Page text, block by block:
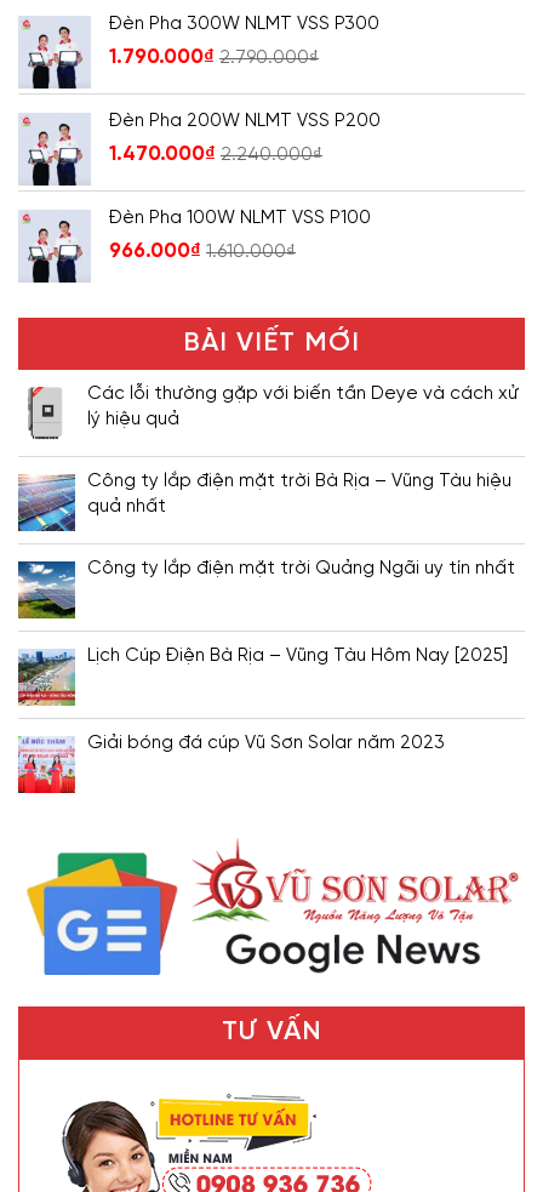
Đèn Pha 300W NLMT VSS P300
1.790.000₫ 2.790.000₫
Đèn Pha 200W NLMT VSS P200
1.470.000₫ 2.240.000₫
Đèn Pha 100W NLMT VSS P100
966.000₫ 1.610.000₫
BÀI VIẾT MỚI
Các lỗi thường gặp với biến tần Deye và cách xử
lý hiệu quả
Công ty lắp điện mặt trời Bà Rịa – Vũng Tàu hiệu
quả nhất
Công ty lắp điện mặt trời Quảng Ngãi uy tín nhất
Lịch Cúp Điện Bà Rịa – Vũng Tàu Hôm Nay [2025]
Giải bóng đá cúp Vũ Sơn Solar năm 2023
TƯ VẤN